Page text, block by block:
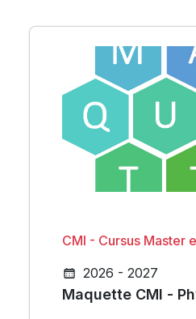
CMI - Cursus Master
2026 - 2027
Maquette CMI -